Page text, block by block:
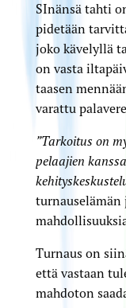
SInänsä tahti
pidetään
joko kävelyllä
on vasta
taasen
varattu
”Tarkoitus on
pelaajien
turnauselämän
Turnaus on
että vastaan
mahdoton